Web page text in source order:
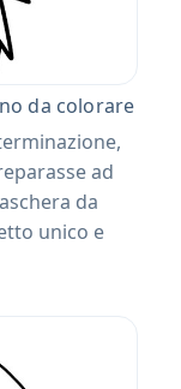
da colorare
ad
da
unico e